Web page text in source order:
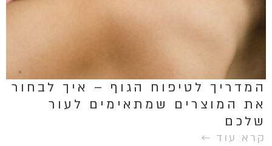
המדריך לטיפוח הגוף – איך לבחור
את המוצרים שמתאימים לעור
שלכם
קרא עוד ←